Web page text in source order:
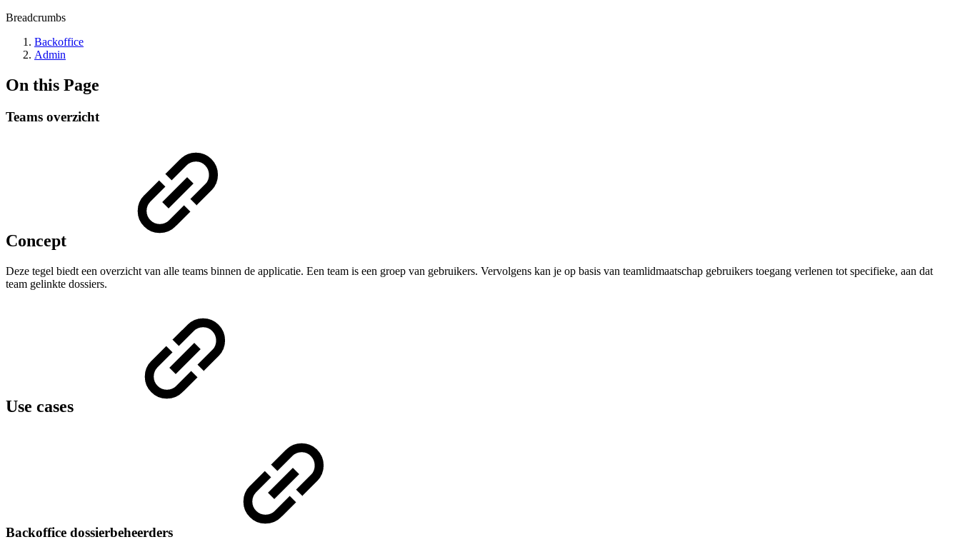
Breadcrumbs
Backoffice
Admin
On this Page
Teams overzicht
Concept
Deze tegel biedt een overzicht van alle teams binnen de applicatie. Een team is een groep van gebruikers. Vervolgens kan je op basis van teamlidmaatschap gebruikers toegang verlenen tot specifieke, aan dat
team gelinkte dossiers.
Use cases
Backoffice dossierbeheerders